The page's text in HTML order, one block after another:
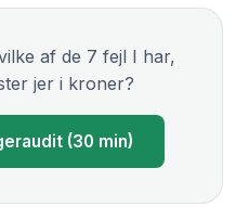
af de 7 fejl I har,
jer i kroner?
(30 min)